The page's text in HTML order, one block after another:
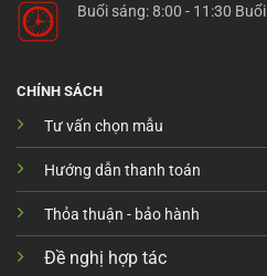
Buổi sáng: 8:00 - 11:30
CHÍNH SÁCH
Tư vấn chọn mẫu
Hướng dẫn thanh toán
Thỏa thuận - bảo hành
Đề nghị hợp tác